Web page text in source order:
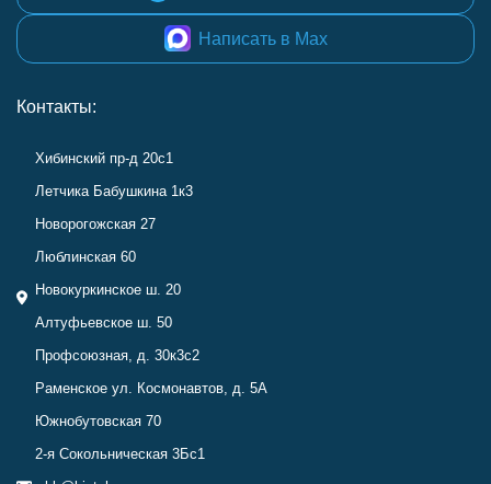
Написать в Max
Контакты:
Хибинский пр-д 20с1
Летчика Бабушкина 1к3
Новорогожская 27
Люблинская 60
Новокуркинское ш. 20
Алтуфьевское ш. 50
Профсоюзная, д. 30к3с2
Раменское ул. Космонавтов, д. 5А
Южнобутовская 70
2-я Сокольническая 3Бс1